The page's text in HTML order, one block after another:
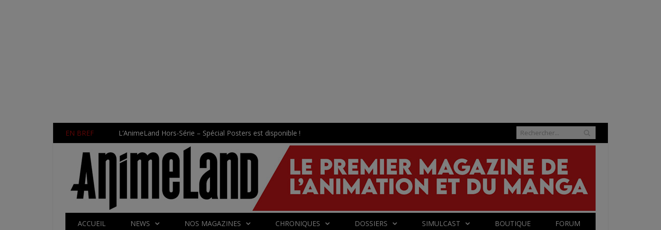
EN BREF L’AnimeLand Hors-Série – Spécial Posters est disponible !
ACCUEIL NEWS NOS MAGAZINES CHRONIQUES DOSSIERS SIMULCAST BOUTIQUE FORUM